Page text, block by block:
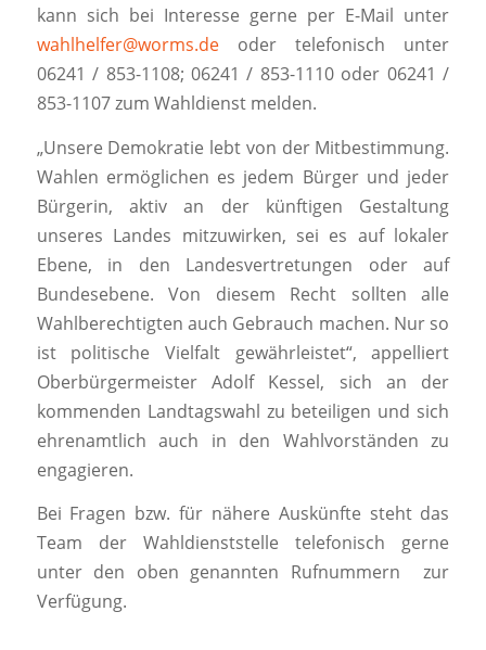
kann sich bei Interesse gerne per E-Mail unter
wahlhelfer@worms.deoder telefonisch unter
06241 / 853-1108; 06241 / 853-1110 oder 06241 /
853-1107 zum Wahldienst melden.
„Unsere Demokratie lebt von der Mitbestimmung.
Wahlen ermöglichen es jedem Bürger und jeder
Bürgerin, aktiv an der künftigen Gestaltung
unseres Landes mitzuwirken, sei es auf lokaler
Ebene, in den Landesvertretungen oder auf
Bundesebene. Von diesem Recht sollten alle
Wahlberechtigten auch Gebrauch machen. Nur so
ist politische Vielfalt gewährleistet“, appelliert
Oberbürgermeister Adolf Kessel, sich an der
kommenden Landtagswahl zu beteiligen und sich
ehrenamtlich auch in den Wahlvorständen zu
engagieren.
Bei Fragen bzw. für nähere Auskünfte steht das
Team der Wahldienststelle telefonisch gerne
unter den oben genannten Rufnummern zur
Verfügung.